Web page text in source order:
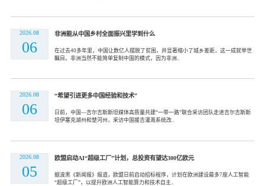
2026.08
06
非洲能从中国乡村全面振兴里学到什么
在过去40多年里，中国让数亿人摆脱了贫困，并显著缩小了城乡差距，这一成就举世
瞩目。非洲当然不能简单复制中国的模式，因为非洲..
2026.08
06
“希望引进更多中国经验和技术”
日前，中国—吉尔吉斯斯坦媒体高质量共建“一带一路”联合采访团队走进吉尔吉斯斯
坦伊塞克湖州和楚河州，采访中国援吉灌溉系统改..
2026.08
05
欧盟启动AI“超级工厂”计划，总投资有望达300亿欧元
据波黑《新闻报》报道，欧盟日前启动招标程序，计划在欧洲建设最多7座人工智能
“超级工厂”，以提升欧洲人工智能算力和技术自主..